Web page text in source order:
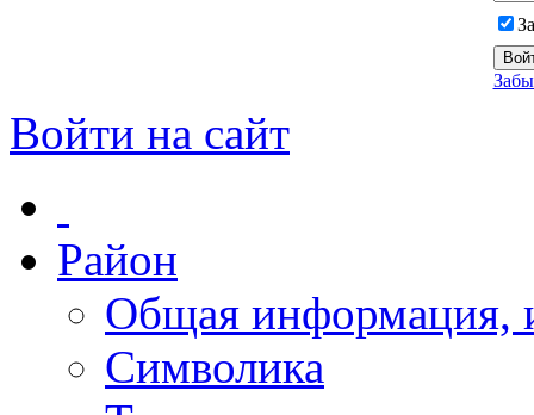
Войти на сайт
Район
Общая информация,
Символика